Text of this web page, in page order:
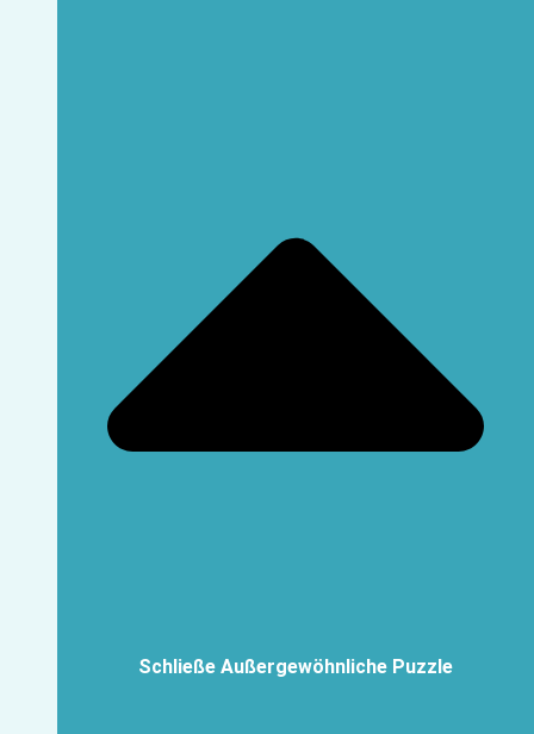
Schließe Außergewöhnliche Puzzle